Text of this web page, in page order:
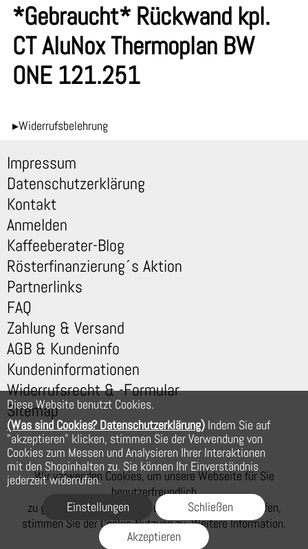
Diese Website benutzt Cookies.
(Was sind Cookies? Datenschutzerklärung) Indem Sie auf
"akzeptieren" klicken, stimmen Sie der Verwendung von
Cookies zum Messen und Analysieren Ihrer Interaktionen
mit den Shopinhalten zu. Sie können Ihr Einverständnis
jederzeit widerrufen.
Einstellungen
Schließen
Akzeptieren
*Gebraucht* Rückwand kpl.
CT AluNox Thermoplan BW
ONE 121.251
▸Widerrufsbelehrung
Impressum
Datenschutzerklärung
Kontakt
Anmelden
Kaffeeberater-Blog
Rösterfinanzierung´s Aktion
Partnerlinks
FAQ
Zahlung & Versand
AGB & Kundeninfo
Kundeninformationen
Widerrufsrecht & -Formular
Sitemap
Wir verwenden Cookies, um unsere Webseite für Sie
benutzerfreundlich
zu gestalten. Wenn Sie auf der Webseite weiter surfen,
stimmen Sie der Cookie-Nutzung zu. Weitere Information.